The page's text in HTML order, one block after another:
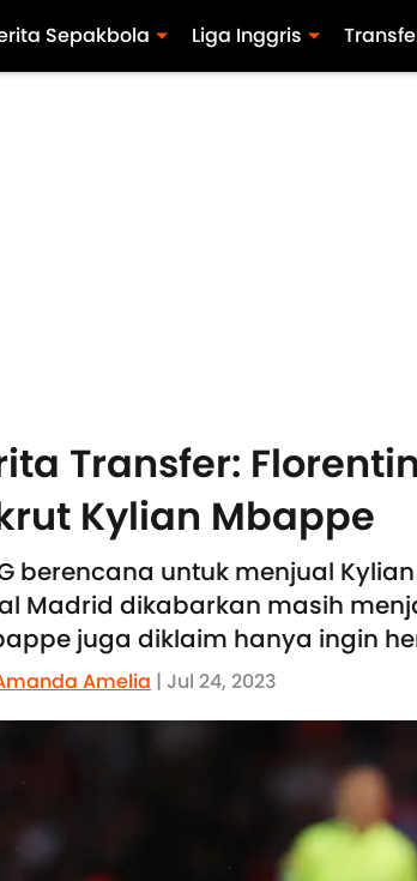
Sepakbola Liga Inggris
Transfer:
Kylian Mbappe
berencana untuk menjual
Madrid dikabarkan masih
juga diklaim hanya ingin
Amelia | Jul 24, 2023